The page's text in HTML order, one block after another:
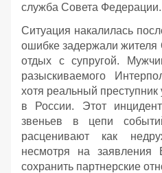
служба Совета Федерации.
Ситуация накалилась
ошибке задержали жителя
отдых с супругой.
разыскиваемого
хотя реальный
в России. Этот
звеньев в цепи
расценивают как
несмотря на заявления
сохранить партнерские